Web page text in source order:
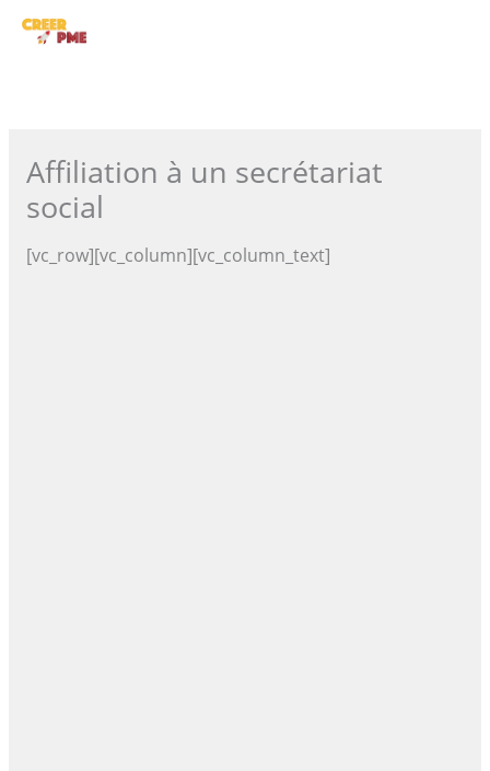
Affiliation à un secrétariat
social
[vc_row][vc_column][vc_column_text]